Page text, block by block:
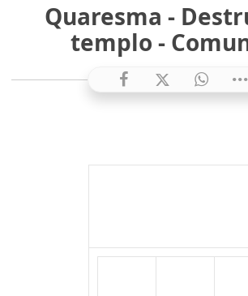
Quaresma -
templo -